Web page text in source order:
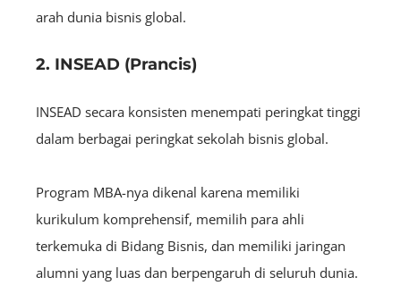
arah dunia bisnis global.
2. INSEAD (Prancis)
INSEAD secara konsisten menempati peringkat tinggi
dalam berbagai peringkat sekolah bisnis global.
Program MBA-nya dikenal karena memiliki
kurikulum komprehensif, memilih para ahli
terkemuka di Bidang Bisnis, dan memiliki jaringan
alumni yang luas dan berpengaruh di seluruh dunia.